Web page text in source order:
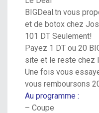
BIGDeal.tn vous
et de botox chez
101 DT Seulement!
Payez 1 DT ou 20
site et le reste chez
Une fois vous
vous remboursons
Au programme :
– Coupe